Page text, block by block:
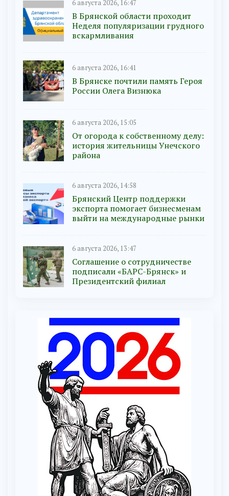
6 августа 2026, 16:47
В Брянской области проходит
Неделя популяризации грудного
вскармливания
6 августа 2026, 16:41
В Брянске почтили память Героя
России Олега Визнюка
6 августа 2026, 15:05
От огорода к собственному делу:
история жительницы Унечского
района
6 августа 2026, 14:58
Брянский Центр поддержки
экспорта помогает бизнесменам
выйти на международные рынки
6 августа 2026, 13:47
Соглашение о сотрудничестве
подписали «БАРС-Брянск» и
Президентский филиал